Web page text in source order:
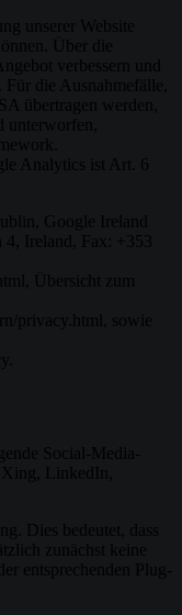
unserer Website
Über die
verbessern und
Für die Ausnahmefälle,
übertragen werden,
Analytics ist Art. 6
Google Ireland
Ireland, Fax: +353
Übersicht zum
privacy.html, sowie
Social-Media-
LinkedIn,
Dies bedeutet, dass
zunächst keine
entsprechenden Plug-